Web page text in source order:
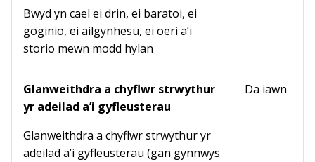
Bwyd yn cael ei drin, ei baratoi, ei
goginio, ei ailgynhesu, ei oeri a’i
storio mewn modd hylan
Glanweithdra a chyflwr strwythur
yr adeilad a’i gyfleusterau
Glanweithdra a chyflwr strwythur yr
adeilad a’i gyfleusterau (gan gynnwys
Da iawn